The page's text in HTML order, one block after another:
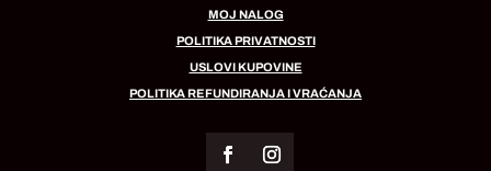
MOJ NALOG
POLITIKA PRIVATNOSTI
USLOVI KUPOVINE
POLITIKA REFUNDIRANJA I VRAĆANJA